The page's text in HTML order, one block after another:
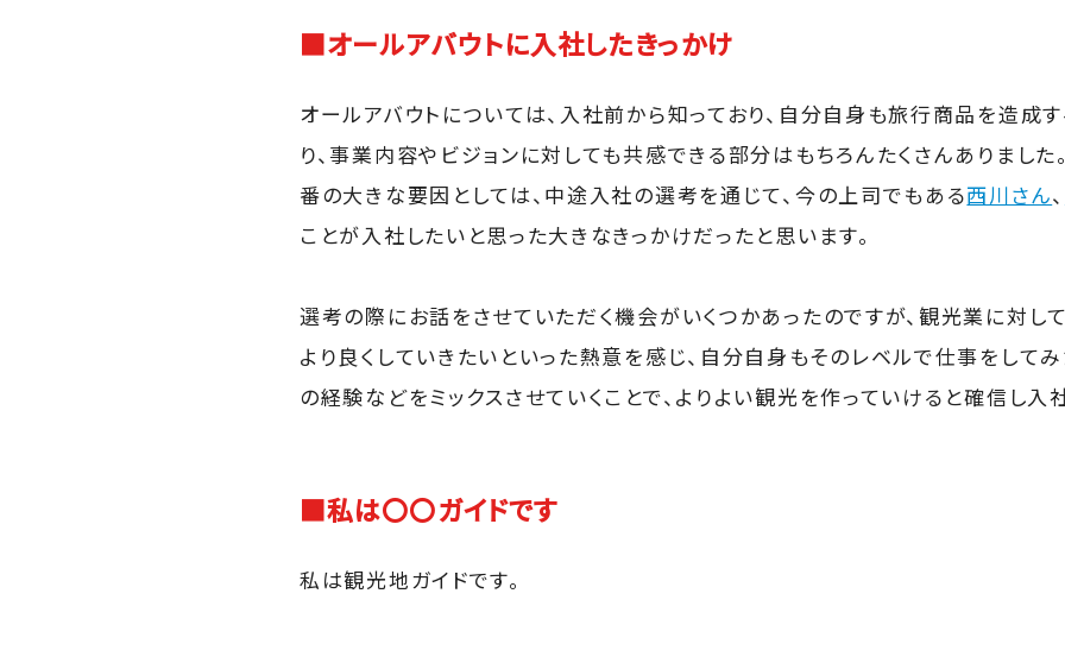
■オールアバウトに入社したきっかけ
オールアバウトについては、入社前から知っており、自分自身も旅行商品を造成
り、事業内容やビジョンに対しても共感できる部分はもちろんたくさんありました
番の大きな要因としては、中途入社の選考を通じて、今の上司でもある西川さん、
ことが入社したいと思った大きなきっかけだったと思います。
選考の際にお話をさせていただく機会がいくつかあったのですが、観光業に対し
より良くしていきたいといった熱意を感じ、自分自身もそのレベルで仕事をして
の経験などをミックスさせていくことで、よりよい観光を作っていけると確信し入
■私は〇〇ガイドです
私は観光地ガイドです。